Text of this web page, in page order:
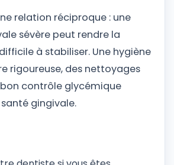
relation réciproque : une
sévère peut rendre la
à stabiliser. Une hygiène
rigoureuse, des nettoyages
contrôle glycémique
gingivale.